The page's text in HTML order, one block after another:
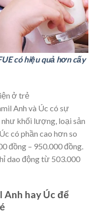
có hiệu quả hơn cấy
ở trẻ
Anh và Úc có sự
như khối lượng, loại sản
có phần cao hơn so
đồng – 950.000 đồng.
dao động từ 503.000
Anh hay Úc để